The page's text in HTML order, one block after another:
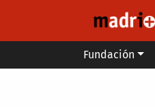
Main menu
Fundación